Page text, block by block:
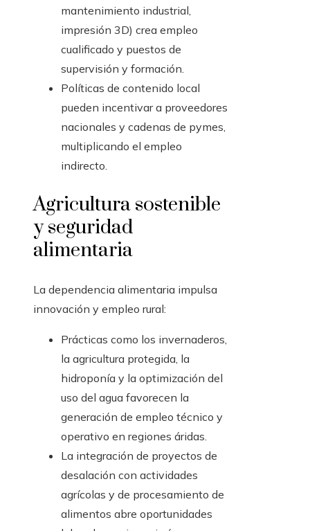
mantenimiento industrial,
impresión 3D) crea empleo
cualificado y puestos de
supervisión y formación.
Políticas de contenido local
pueden incentivar a proveedores
nacionales y cadenas de pymes,
multiplicando el empleo
indirecto.
Agricultura sostenible
y seguridad
alimentaria
La dependencia alimentaria impulsa
innovación y empleo rural:
Prácticas como los invernaderos,
la agricultura protegida, la
hidroponía y la optimización del
uso del agua favorecen la
generación de empleo técnico y
operativo en regiones áridas.
La integración de proyectos de
desalación con actividades
agrícolas y de procesamiento de
alimentos abre oportunidades